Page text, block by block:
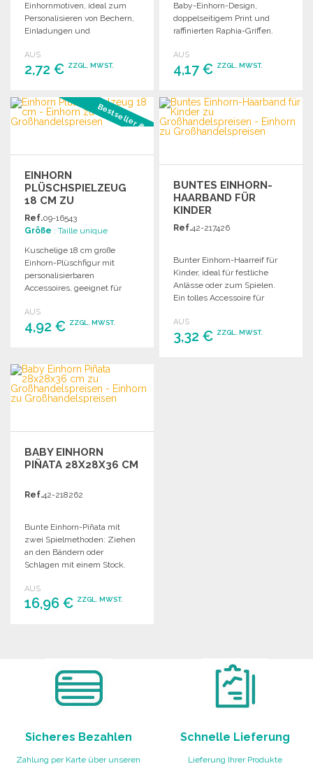
Einhornmotiven, ideal zum
Personalisieren von Bechern,
Einladungen und
fantastische Einhornparty!
AUS
2,72 € ZZGL. MWST.
BESTELLEN
Angebot anfordern
Baby-Einhorn-Design,
doppelseitigem Print und
raffinierten Raphia-Griffen.
Überraschungen.
AUS
4,17 € ZZGL. MWST.
BESTELLEN
Angebot anfordern
Bestseller #1
EINHORN
PLÜSCHSPIELZEUG
18 CM ZU
GROSSHANDELSPREISEN
Ref.09-16543
Größe : Taille unique
Kuschelige 18 cm große
Einhorn-Plüschfigur mit
personalisierbaren
Accessoires, geeignet für
konform mit EN 71.
AUS
4,92 € ZZGL. MWST.
Angebot anfordern
BUNTES EINHORN-
HAARBAND FÜR
KINDER
Ref.42-217426
Bunter Einhorn-Haarreif für
Kinder, ideal für festliche
Anlässe oder zum Spielen.
Ein tolles Accessoire für
AUS
3,32 € ZZGL. MWST.
BABY EINHORN
PIÑATA 28X28X36 CM
Ref.42-218262
Bunte Einhorn-Piñata mit
zwei Spielmethoden: Ziehen
an den Bändern oder
Schlagen mit einem Stock.
AUS
16,96 € ZZGL. MWST.
Sicheres Bezahlen
Zahlung per Karte über unseren
Schnelle Lieferung
Lieferung Ihrer Produkte